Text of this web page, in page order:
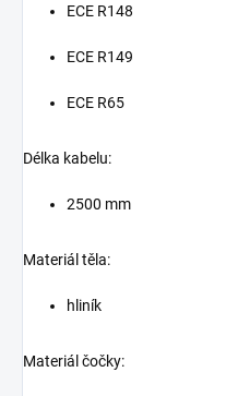
ECE R148
ECE R149
ECE R65
Délka kabelu:
2500 mm
Materiál těla:
hliník
Materiál čočky: